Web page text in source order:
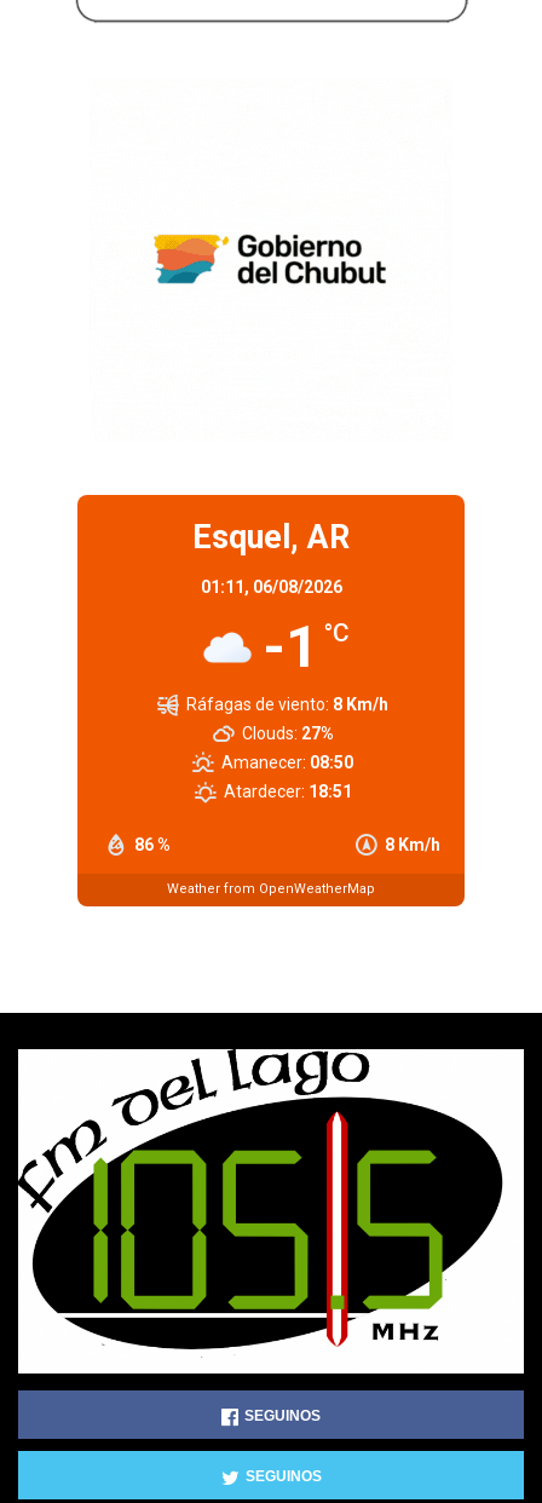
Esquel, AR
01:11, 06/08/2026
-1 °C
86 % 8 Km/h
Ráfagas de viento: 8 Km/h
Clouds: 27%
Amanecer: 08:50
Atardecer: 18:51
Weather from OpenWeatherMap
SEGUINOS
SEGUINOS